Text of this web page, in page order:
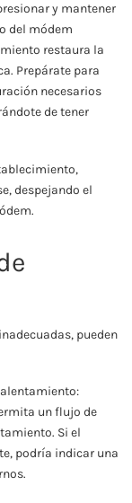
y mantener
del módem
restaura la
Prepárate para
necesarios
de tener
despejando el
pueden
un flujo de
Si el
podría indicar una